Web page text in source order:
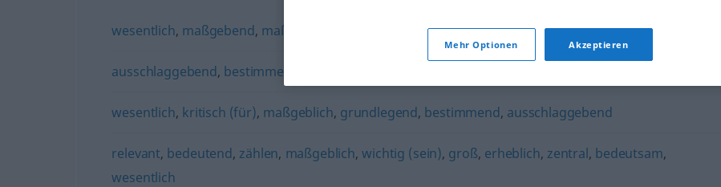
wesentlich, maßgebend, maßgeblich
ausschlaggebend, bestimmend
wesentlich, kritisch (für), maßgeblich, grundlegend, bestimmend, ausschlaggebend
relevant, bedeutend, zählen, maßgeblich,wichtig (sein), groß, erheblich, zentral, bedeutsam,
wesentlich
Mehr Optionen Akzeptieren